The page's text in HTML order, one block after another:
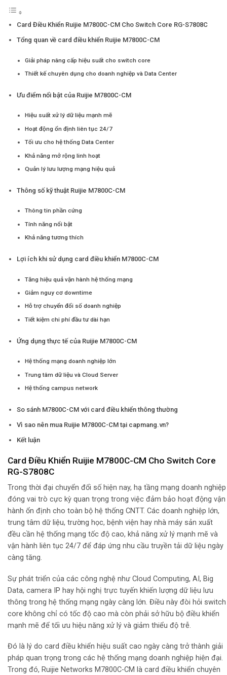
Card Điều Khiển Ruijie M7800C-CM Cho Switch Core RG-S7808C
Tổng quan về card điều khiển Ruijie M7800C-CM
Giải pháp nâng cấp hiệu suất cho switch core
Thiết kế chuyên dụng cho doanh nghiệp và Data Center
Ưu điểm nổi bật của Ruijie M7800C-CM
Hiệu suất xử lý dữ liệu mạnh mẽ
Hoạt động ổn định liên tục 24/7
Tối ưu cho hệ thống Data Center
Khả năng mở rộng linh hoạt
Quản lý lưu lượng mạng hiệu quả
Thông số kỹ thuật Ruijie M7800C-CM
Thông tin phần cứng
Tính năng nổi bật
Khả năng tương thích
Lợi ích khi sử dụng card điều khiển M7800C-CM
Tăng hiệu quả vận hành hệ thống mạng
Giảm nguy cơ downtime
Hỗ trợ chuyển đổi số doanh nghiệp
Tiết kiệm chi phí đầu tư dài hạn
Ứng dụng thực tế của Ruijie M7800C-CM
Hệ thống mạng doanh nghiệp lớn
Trung tâm dữ liệu và Cloud Server
Hệ thống campus network
So sánh M7800C-CM với card điều khiển thông thường
Vì sao nên mua Ruijie M7800C-CM tại capmang.vn?
Kết luận
Card Điều Khiển Ruijie M7800C-CM Cho Switch Core
RG-S7808C
Trong thời đại chuyển đổi số hiện nay, hạ tầng mạng doanh nghiệp
đóng vai trò cực kỳ quan trọng trong việc đảm bảo hoạt động vận
hành ổn định cho toàn bộ hệ thống CNTT. Các doanh nghiệp lớn,
trung tâm dữ liệu, trường học, bệnh viện hay nhà máy sản xuất
đều cần hệ thống mạng tốc độ cao, khả năng xử lý mạnh mẽ và
vận hành liên tục 24/7 để đáp ứng nhu cầu truyền tải dữ liệu ngày
càng tăng.
Sự phát triển của các công nghệ như Cloud Computing, AI, Big
Data, camera IP hay hội nghị trực tuyến khiến lượng dữ liệu lưu
thông trong hệ thống mạng ngày càng lớn. Điều này đòi hỏi switch
core không chỉ có tốc độ cao mà còn phải sở hữu bộ điều khiển
mạnh mẽ để tối ưu hiệu năng xử lý và giảm thiểu độ trễ.
Đó là lý do card điều khiển hiệu suất cao ngày càng trở thành giải
pháp quan trọng trong các hệ thống mạng doanh nghiệp hiện đại.
Trong đó, Ruijie Networks M7800C-CM là card điều khiển chuyên